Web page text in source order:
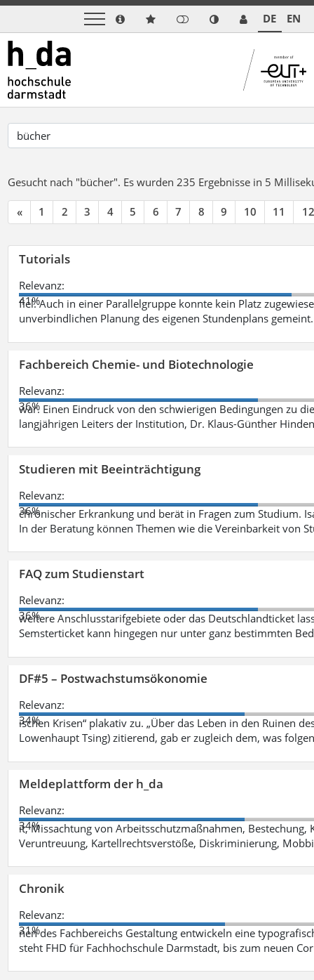
DE EN
Gesucht nach "bücher". Es wurden 235 Ergebnisse in 5
« 1 2 3 4 5 6 7 8 9 10 11 12
Tutorials
Relevanz:
41%
fiel. Auch in einer Parallelgruppe konnte kein Platz
unverbindlichen Planung des eigenen Stundenplans
Fachbereich Chemie- und Biotechnologie
Relevanz:
36%
war. Einen Eindruck von den schwierigen Bedingungen zu
langjährigen Leiters der Institution, Dr. Klaus-Günther
Studieren mit Beeinträchtigung
Relevanz:
36%
chronischer Erkrankung und berät in Fragen zum Studium.
In der Beratung können Themen wie die Vereinbarkeit von
FAQ zum Studienstart
Relevanz:
36%
weitere Anschlusstarifgebiete oder das Deutschlandticket
Semsterticket kann hingegen nur unter ganz bestimmten
DF#5 – Postwachstumsökonomie
Relevanz:
34%
ischen Krisen“ plakativ zu. „Über das Leben in den Ruinen
Lowenhaupt Tsing) zitierend, gab er zugleich dem, was
Meldeplattform der h_da
Relevanz:
34%
it, Missachtung von Arbeitsschutzmaßnahmen,
Veruntreuung, Kartellrechtsverstöße, Diskriminierung,
Chronik
Relevanz:
31%
nen des Fachbereichs Gestaltung entwickeln eine
steht FHD für Fachhochschule Darmstadt, bis zum neuen